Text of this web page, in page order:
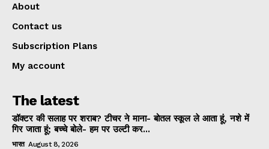
About
Contact us
Subscription Plans
My account
The latest
डॉक्टर की सलाह पर शराब? टीचर ने माना- बोतल स्कूल ले आता हूं, नशे में
गिर जाता हूं; बच्चे बोले- हम पर उल्टी कर...
भारत August 8, 2026